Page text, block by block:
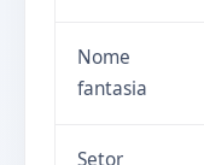
Nome
fantasia
Setor